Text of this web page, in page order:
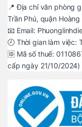
📍 Địa chỉ văn phòng
Trần Phú, quận
📧 Email:
🕗 Thời gian làm việc:
🆔 Mã số thuế:
cấp ngày 21/10/2024)